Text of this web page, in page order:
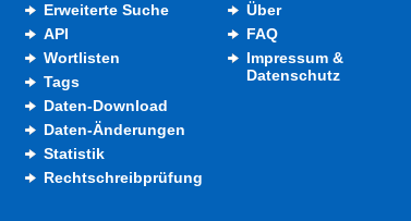
Erweiterte Suche
API
Wortlisten
Tags
Daten-Download
Daten-Änderungen
Statistik
Rechtschreibprüfung
Über
FAQ
Impressum &
Datenschutz